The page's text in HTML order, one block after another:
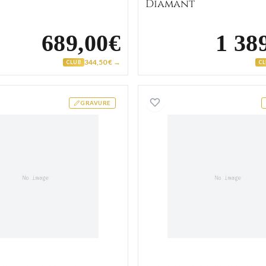
689,00€
CLUB 344,50 € →
Diamant
1
GRAVURE
Alliance Or Aoussouba Diamant